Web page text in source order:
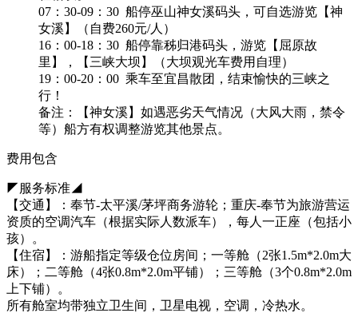
07：30-09：30 船停巫山神女溪码头，可自选游览【神
女溪】（自费260元/人）
16：00-18：30 船停靠秭归港码头，游览【屈原故
里】，【三峡大坝】（大坝观光车费用自理）
19：00-20：00 乘车至宜昌散团，结束愉快的三峡之
行！
备注：【神女溪】如遇恶劣天气情况（大风大雨，禁令
等）船方有权调整游览其他景点。
费用包含
◤服务标准◢
【交通】：奉节-太平溪/茅坪商务游轮；重庆-奉节为旅游营运
资质的空调汽车（根据实际人数派车），每人一正座（包括小
孩）。
【住宿】：游船指定等级仓位房间；一等舱（2张1.5m*2.0m大
床）；二等舱（4张0.8m*2.0m平铺）；三等舱（3个0.8m*2.0m
上下铺）。
所有舱室均带独立卫生间，卫星电视，空调，冷热水。